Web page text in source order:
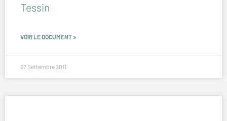
Tessin
VOIR LE DOCUMENT »
27 Settembre 2011